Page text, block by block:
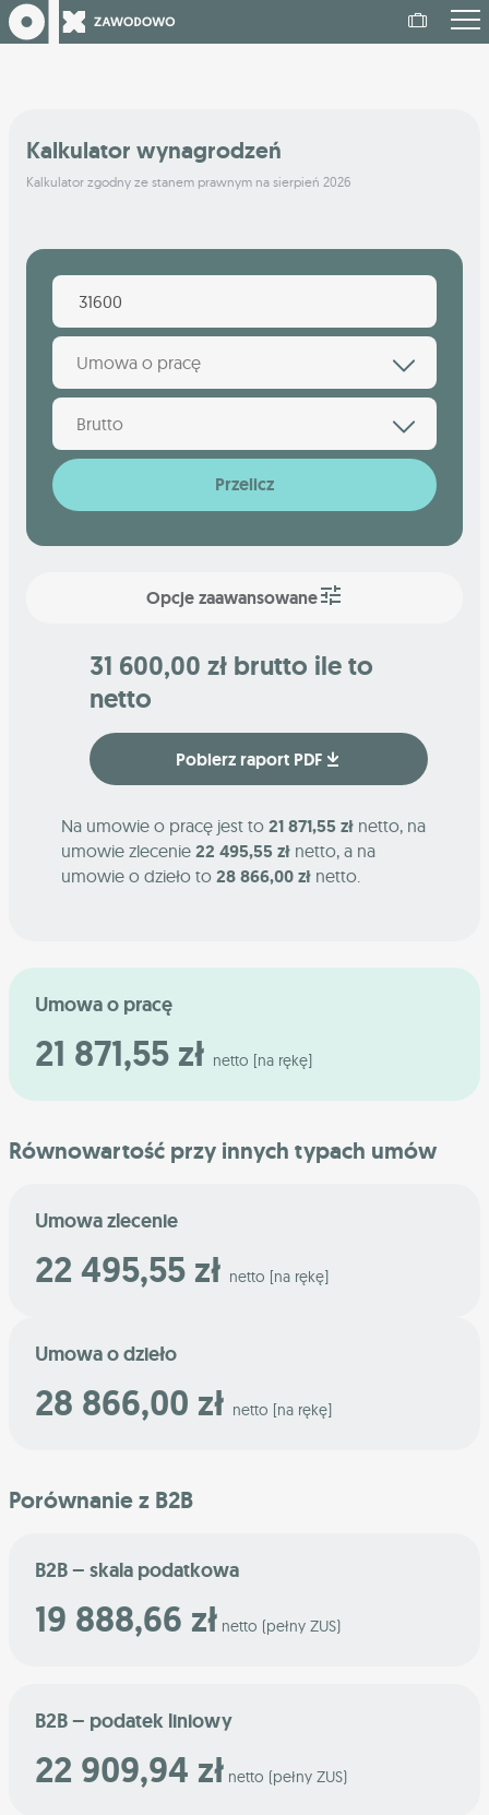
Kalkulator wynagrodzeń
Kalkulator zgodny ze stanem prawnym na sierpień 2026
Umowa o pracę
Brutto
Przelicz
Opcje zaawansowane
31 600,00 zł brutto ile to
netto
Pobierz raport PDF
Na umowie o pracę jest to 21 871,55 zł netto, na
umowie zlecenie 22 495,55 zł netto, a na
umowie o dzieło to 28 866,00 zł netto.
Umowa o pracę
21 871,55 zł netto [na rękę]
Równowartość przy innych typach umów
Umowa zlecenie
22 495,55 zł netto [na rękę]
Umowa o dzieło
28 866,00 zł netto [na rękę]
Porównanie z B2B
B2B – skala podatkowa
19 888,66 zł netto (pełny ZUS)
B2B – podatek liniowy
22 909,94 zł netto (pełny ZUS)